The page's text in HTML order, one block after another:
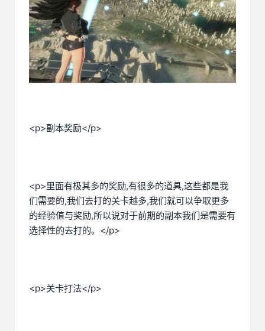
<p>副本奖励</p>
<p>里面有极其多的奖励,有很多的道具,这些都是我
们需要的,我们去打的关卡越多,我们就可以争取更多
的经验值与奖励,所以说对于前期的副本我们是需要有
选择性的去打的。</p>
<p>关卡打法</p>